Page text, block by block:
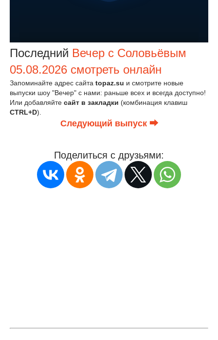
Последний Вечер с Соловьёвым
05.08.2026 смотреть онлайн
Запоминайте адрес сайта topaz.su и смотрите новые
выпуски шоу "Вечер" с нами: раньше всех и всегда доступно!
Или добавляйте сайт в закладки (комбинация клавиш
CTRL+D).
Следующий выпуск ⮕
Поделиться с друзьями: